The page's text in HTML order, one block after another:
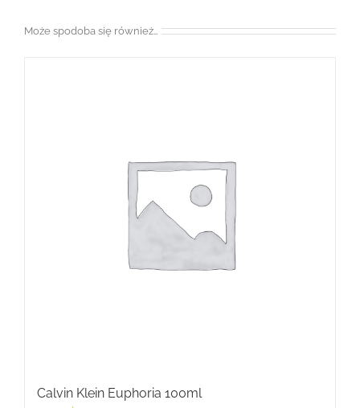
Może spodoba się również…
Calvin Klein Euphoria 100ml